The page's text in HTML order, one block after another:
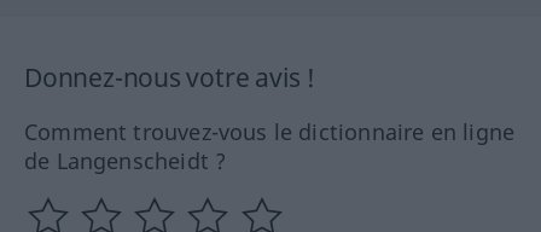
Donnez-nous votre avis !
Comment trouvez-vous le dictionnaire en ligne
de Langenscheidt ?